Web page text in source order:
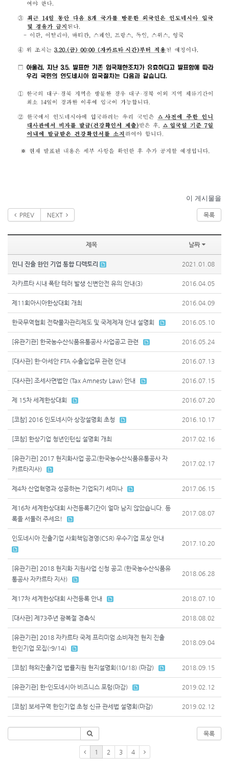
이 게시물을
PREV NEXT 목록
제목 날짜
인니 진출 한인 기업 통합 디렉토리 2021.01.08
자카르타 시내 폭탄 테러 발생 신변안전 유의 안내(3) 2016.04.05
제11회아시아한상대회 개최 2016.04.09
한국무역협회 전략물자관리제도 및 국제제재 안내 설명회 2016.05.10
[유관기관] 한국농수산식품유통공사 사업공고 관련 2016.05.24
[대사관] 한-아세안 FTA 수출입업무 관련 안내 2016.07.13
[대사관] 조세사면법안 (Tax Amnesty Law) 안내 2016.07.15
제 15차 세계한상대회 2016.07.20
[코참] 2016 인도네시아 상장설명회 초청 2016.10.17
[코참] 한상기업 청년인턴십 설명회 개최 2017.02.16
[유관기관] 2017 현지화사업 공고(한국농수산식품유통공사 자
카르타지사)
2017.02.17
제4차 산업혁명과 성공하는 기업되기 세미나 2017.06.15
제16차 세계한상대회 사전등록기간이 얼마 남지 않았습니다. 등
록을 서둘러 주세요!
2017.08.07
인도네시아 진출기업 사회책임경영(CSR) 우수기업 포상 안내
2017.10.20
[유관기관] 2018 현지화 지원사업 신청 공고 (한국농수산식품유
통공사 자카르타 지사)
2018.06.28
제17차 세계한상대회 사전등록 안내 2018.07.10
[대사관] 제73주년 광복절 경축식 2018.08.02
[유관기관] 2018 자카르타 국제 프리미엄 소비재전 현지 진출
한인기업 모집(-9/14)
2018.09.04
[코참] 해외진출기업 법률지원 현지설명회(10/18) (마감) 2018.09.15
[유관기관] 한-인도네시아 비즈니스 포럼(마감) 2019.02.12
[코참] 보세구역 한인기업 초청 신규 관세법 설명회(마감) 2019.02.12
목록
1 2 3 4